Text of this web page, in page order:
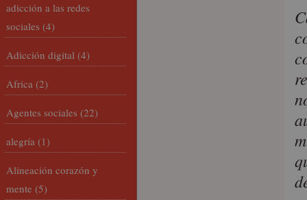
adicción a las redes
sociales (4)
Adicción digital (4)
Africa (2)
Agentes sociales (22)
alegría (1)
Alineación corazón y
mente (5)